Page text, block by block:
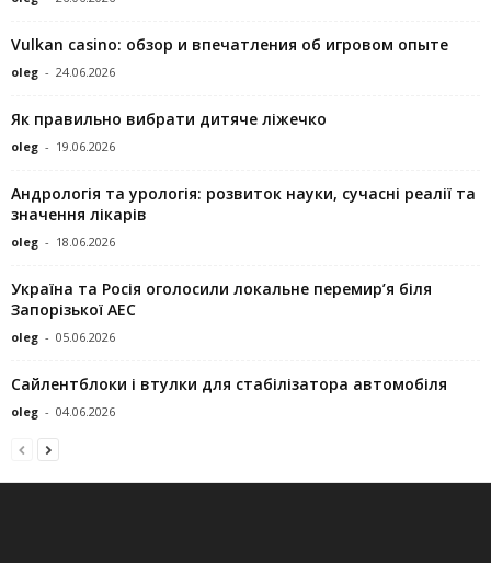
Vulkan casino: обзор и впечатления об игровом опыте
oleg - 24.06.2026
Як правильно вибрати дитяче ліжечко
oleg - 19.06.2026
Андрологія та урологія: розвиток науки, сучасні реалії та
значення лікарів
oleg - 18.06.2026
Україна та Росія оголосили локальне перемир’я біля
Запорізької АЕС
oleg - 05.06.2026
Сайлентблоки і втулки для стабілізатора автомобіля
oleg - 04.06.2026